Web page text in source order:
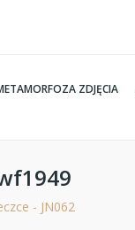
ZDJĘCIA
- JN062